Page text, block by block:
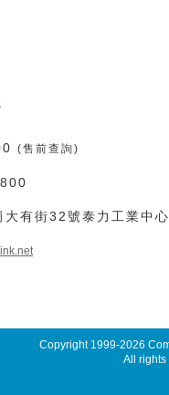
(售前查詢)
有街32號泰力工業中
Copyright 1999-2026
All rights